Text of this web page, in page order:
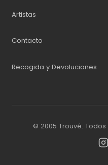
Artistas
Contacto
Recogida y Devoluciones
© 2005 Trouvé.